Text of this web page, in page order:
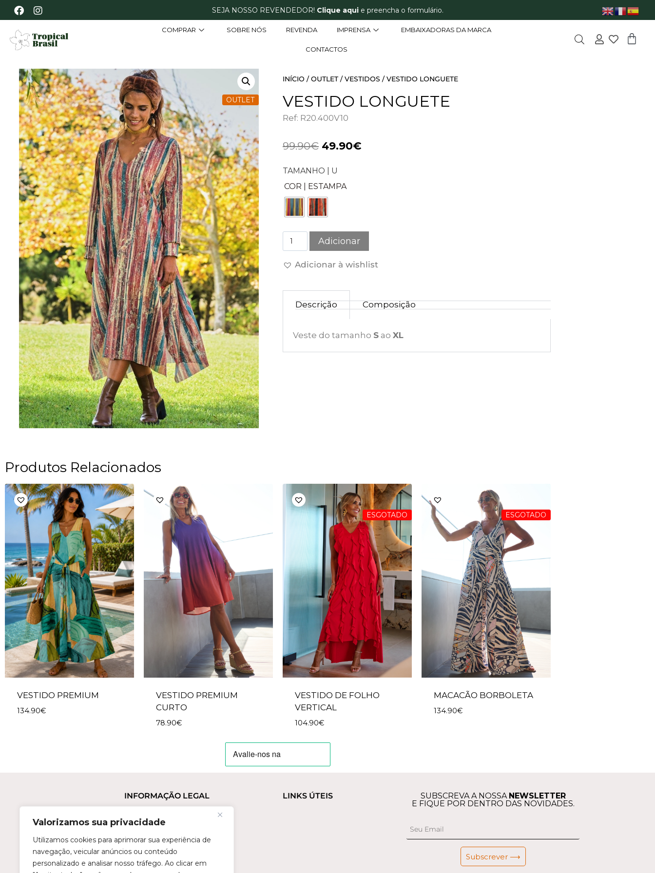
Valorizamos sua privacidade
Utilizamos cookies para aprimorar sua experiência de
navegação, veicular anúncios ou conteúdo
personalizado e analisar nosso tráfego. Ao clicar em
SEJA NOSSO REVENDEDOR! Clique aquie preencha o formulário.
COMPRAR SOBRE NÓS REVENDA IMPRENSA EMBAIXADORAS DA MARCA
CONTACTOS
OUTLET
INÍCIO /OUTLET/VESTIDOS / VESTIDO LONGUETE
VESTIDO LONGUETE
Ref: R20.400V10
99.90€ 49.90€
TAMANHO | U
COR | ESTAMPA
Adicionar
Adicionar à wishlist
Descrição Composição
Veste do tamanho S ao XL
Produtos Relacionados
VESTIDO PREMIUM
134.90€
VESTIDO PREMIUM
CURTO
78.90€
ESGOTADO
VESTIDO DE FOLHO
VERTICAL
104.90€
ESGOTADO
MACACÃO BORBOLETA
134.90€
INFORMAÇÃO LEGAL
Política de Privacidade
Trocas e Devoluções
Perguntas Frequentes
Condições de Revenda
LINKS ÚTEIS SUBSCREVA A NOSSA NEWSLETTER
E FIQUE POR DENTRO DAS NOVIDADES.
Subscrever ⟶